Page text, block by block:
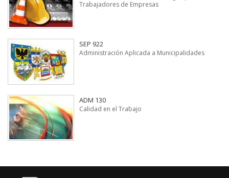
Trabajadores de Empresas
SEP 922
Administración Aplicada a Municipalidades
ADM 130
Calidad en el Trabajo